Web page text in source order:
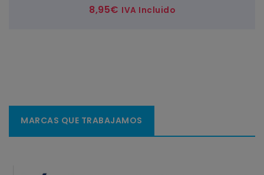
8,95€ IVA Incluido
MARCAS QUE TRABAJAMOS